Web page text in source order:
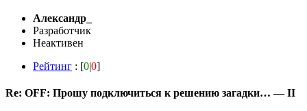
Александр_
Разработчик
Неактивен
Рейтинг : [0|0]
Re: OFF: Прошу подключиться к решению загадки… — II